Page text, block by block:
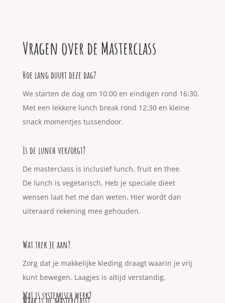
Vragen over de Masterclass
Hoe lang duurt deze dag?
We starten de dag om 10:00 en eindigen rond 16:30.
Met een lekkere lunch break rond 12:30 en kleine
snack momentjes tussendoor.
Is de lunch verzorgt?
De masterclass is inclusief lunch, fruit en thee.
De lunch is vegetarisch. Heb je speciale dieet
wensen laat het me dan weten. Hier wordt dan
uiteraard rekening mee gehouden.
Wat trek je aan?
Zorg dat je makkelijke kleding draagt waarin je vrij
kunt bewegen. Laagjes is altijd verstandig.
Wat is systemisch werk?